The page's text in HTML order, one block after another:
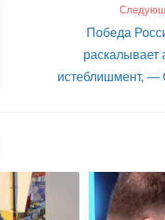
Победа
раскалывает
истеблишмент,